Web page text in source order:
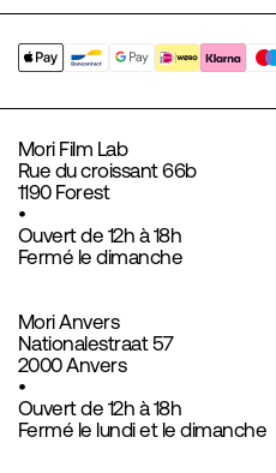
Mori Film Lab
Rue du croissant 66b
1190 Forest
•
Ouvert de 12h à 18h
Fermé le dimanche
Mori Anvers
Nationalestraat 57
2000 Anvers
•
Ouvert de 12h à 18h
Fermé le lundi et le dimanche